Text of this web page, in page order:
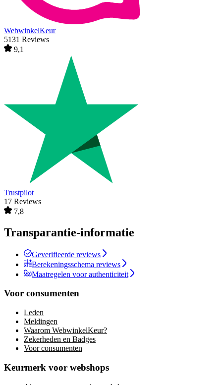
WebwinkelKeur
5131 Reviews
9,1
Trustpilot
17 Reviews
7,8
Transparantie-informatie
Geverifieerde reviews
Berekeningsschema reviews
Maatregelen voor authenticiteit
Voor consumenten
Leden
Meldingen
Waarom WebwinkelKeur?
Zekerheden en Badges
Voor consumenten
Keurmerk voor webshops